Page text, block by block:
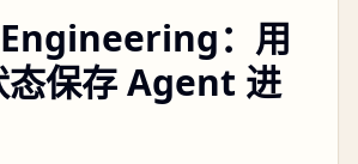
：用
态保存 Agent 进